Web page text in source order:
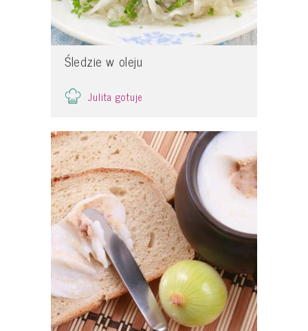
Śledzie w oleju
Julita gotuje